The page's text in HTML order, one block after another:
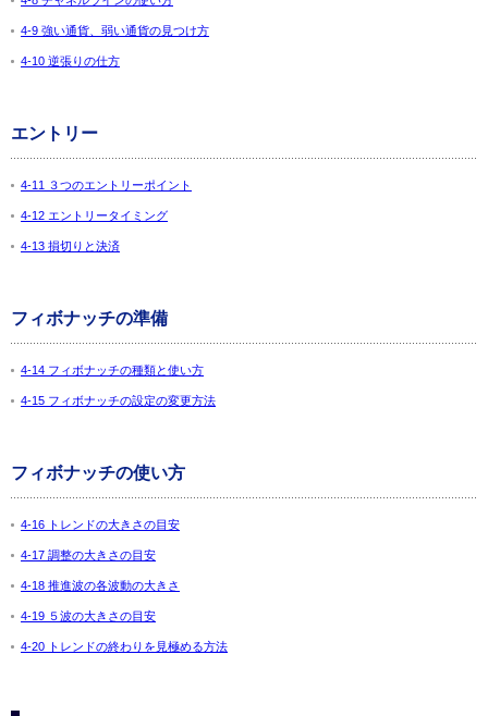
4-9 強い通貨、弱い通貨の見つけ方
4-10 逆張りの仕方
エントリー
4-11 ３つのエントリーポイント
4-12 エントリータイミング
4-13 損切りと決済
フィボナッチの準備
4-14 フィボナッチの種類と使い方
4-15 フィボナッチの設定の変更方法
フィボナッチの使い方
4-16 トレンドの大きさの目安
4-17 調整の大きさの目安
4-18 推進波の各波動の大きさ
4-19 ５波の大きさの目安
4-20 トレンドの終わりを見極める方法